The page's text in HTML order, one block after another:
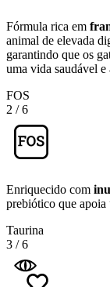
Fórmula rica em
animal de elevada
garantindo que os
uma vida saudável e
FOS
2 /6
Enriquecido com
prebiótico que apoia
Taurina
3 /6